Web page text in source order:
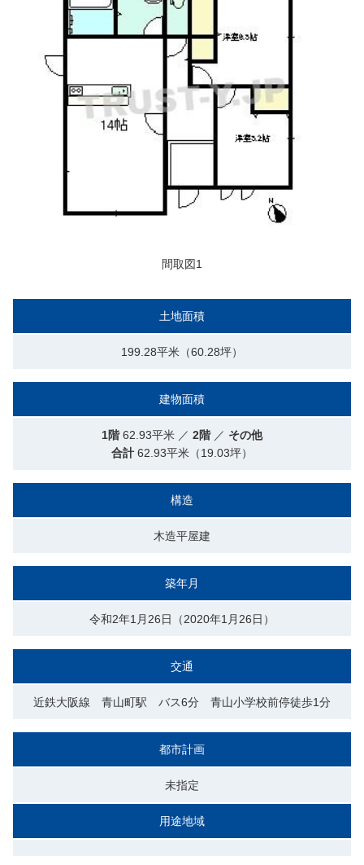
間取図1
土地面積
199.28平米（60.28坪）
建物面積
1階62.93平米 ／ 2階／ その他
合計 62.93平米（19.03坪）
構造
木造平屋建
築年月
令和2年1月26日（2020年1月26日）
交通
近鉄大阪線 青山町駅 バス6分 青山小学校前停徒歩1分
都市計画
未指定
用途地域